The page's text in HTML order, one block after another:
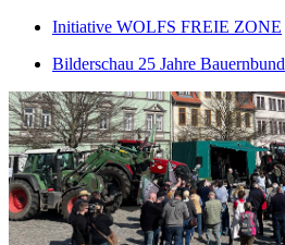
Initiative WOLFS FREIE ZONE
Bilderschau 25 Jahre Bauernbund